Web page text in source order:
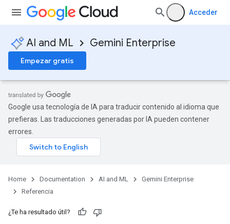
Acceder
AI and ML Gemini Enterprise
Empezar gratis
Google usa tecnología de IA para traducir contenido al idioma que
prefieras. Las traducciones generadas por IA pueden contener
errores.
Home Documentation AI and ML
Gemini Enterprise
Referencia
¿Te ha resultado útil?